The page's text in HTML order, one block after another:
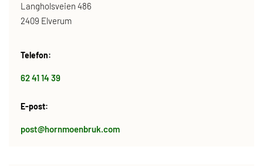
Langholsveien 486
2409 Elverum
Telefon:
62 41 14 39
E-post:
post@hornmoenbruk.com